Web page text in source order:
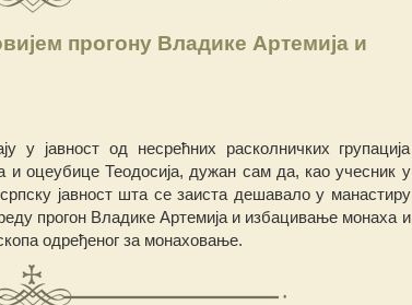
прогону Владике Артемија и
у јавност од несрећних расколничких групација
оцеубице Теодосија, дужан сам да, као учесник у
јавност шта се заиста дешавало у манастиру
прогон Владике Артемија и избацивање монаха и
одређеног за монаховање.